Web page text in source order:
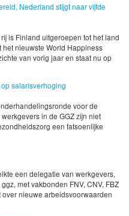
Nederland stijgt naar vijfde
is Finland uitgeroepen tot het land
nieuwste World Happiness
van vorig jaar en staat nu op
salarisverhoging
voor de
in de GGZ zijn niet
een fatsoenlijke
een delegatie van werkgevers,
met vakbonden FNV, CNV, FBZ
nieuwe arbeidsvoorwaarden